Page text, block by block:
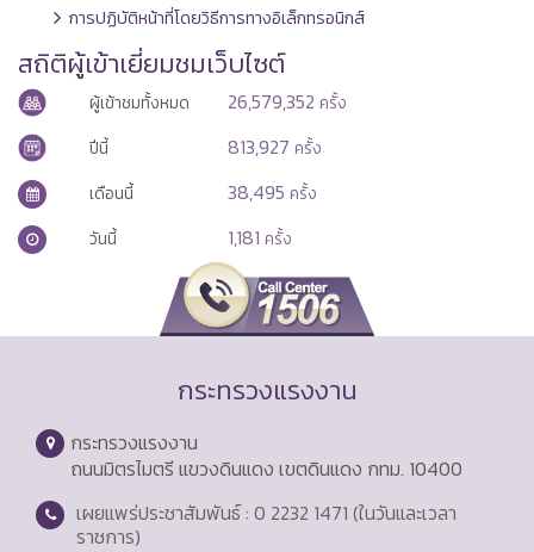
การปฏิบัติหน้าที่โดยวิธีการทางอิเล็กทรอนิกส์
สถิติผู้เข้าเยี่ยมชมเว็บไซต์
ผู้เข้าชมทั้งหมด 26,579,352 ครั้ง
ปีนี้
813,927 ครั้ง
เดือนนี้
38,495 ครั้ง
วันนี้
1,181 ครั้ง
กระทรวงแรงงาน
กระทรวงแรงงาน
ถนนมิตรไมตรี แขวงดินแดง เขตดินแดง กทม. 10400
เผยแพร่ประชาสัมพันธ์ : 0 2232 1471 (ในวันและเวลา
ราชการ)